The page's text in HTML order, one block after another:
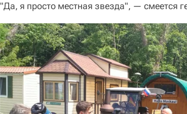
"Да, я просто местная звезда", — смеется